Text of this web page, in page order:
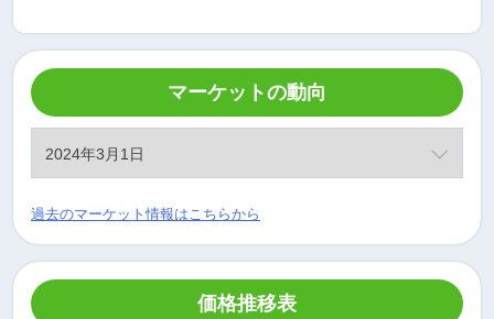
マーケットの動向
過去のマーケット情報はこちらから
価格推移表